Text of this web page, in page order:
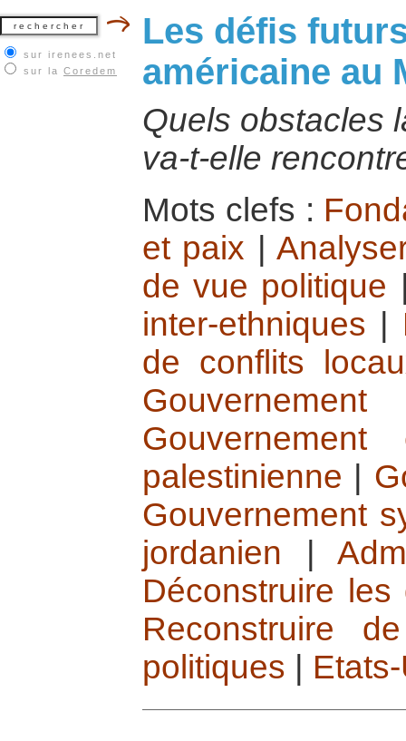
sur irenees.net
sur la Coredem
Les défis
américaine au
Quels obstacles
va-t-elle
Mots clefs :
et paix |
de vue politique
inter-ethniques
de conflits
Gouvernement
palestinienne
Gouvernement
jordanien |
Déconstruire
Reconstruire
politiques